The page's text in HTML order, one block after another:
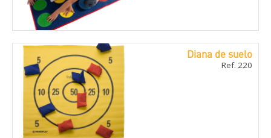
Diana de suelo
Ref. 220